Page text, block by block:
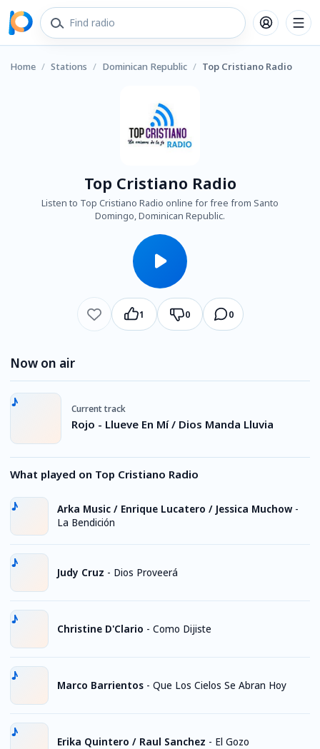
Home / Stations / Dominican Republic / Top Cristiano Radio
Top Cristiano Radio
Listen to Top Cristiano Radio online for free from Santo
Domingo, Dominican Republic.
1 0 0
Now on air
Current track
Rojo - Llueve En Mí / Dios Manda Lluvia
What played on Top Cristiano Radio
Arka Music / Enrique Lucatero / Jessica Muchow-
La Bendición
Judy Cruz - Dios Proveerá
Christine D'Clario - Como Dijiste
Marco Barrientos - Que Los Cielos Se Abran Hoy
Erika Quintero / Raul Sanchez - El Gozo